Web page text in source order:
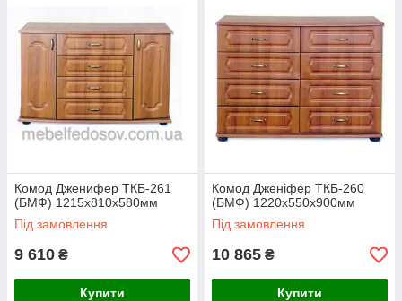
Комод Дженифер ТКБ-261
(БМФ) 1215х810х580мм
Під замовлення
9 610 ₴
Купити
Комод Дженіфер ТКБ-260
(БМФ) 1220х550х900мм
Під замовлення
10 865 ₴
Купити